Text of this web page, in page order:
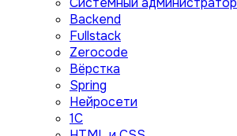
Backend
Fullstack
Zerocode
Вёрстка
Spring
Нейросети
1C